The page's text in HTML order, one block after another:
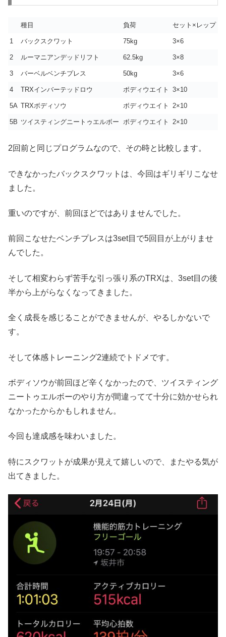
種目 負荷 セット×レップ
1 バックスクワット 75kg 3×6
2 ルーマニアンデッドリフト 62.5kg 3×8
3 バーベルベンチプレス 50kg 3×6
4 TRXインバーテッドロウ ボディウエイト 3×10
5A TRXボディソウ ボディウエイト 2×10
5B ツイスティングニートゥエルボー ボディウエイト 2×10
2回前と同じプログラムなので、その時と比較します。
できなかったバックスクワットは、今回はギリギリこなせ
ました。
重いのですが、前回ほどではありませんでした。
前回こなせたベンチプレスは3set目で5回目が上がりませ
んでした。
そして相変わらず苦手な引っ張り系のTRXは、3set目の後
半から上がらなくなってきました。
全く成長を感じることができませんが、やるしかないで
す。
そして体感トレーニング2連続でトドメです。
ボディソウが前回ほど辛くなかったので、ツイスティング
ニートゥエルボーのやり方が間違ってて十分に効かせられ
なかったからかもしれません。
今回も達成感を味わいました。
特にスクワットが成果が見えて嬉しいので、またやる気が
出てきました。